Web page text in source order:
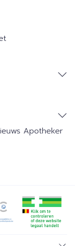
Apotheker